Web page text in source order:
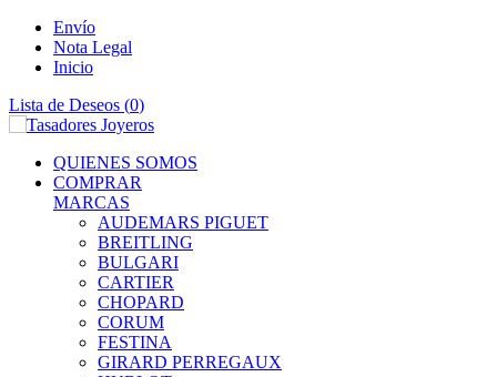
Envío
Nota Legal
Inicio
Lista de Deseos (0)
QUIENES SOMOS
COMPRAR
MARCAS
AUDEMARS PIGUET
BREITLING
BULGARI
CARTIER
CHOPARD
CORUM
FESTINA
GIRARD PERREGAUX